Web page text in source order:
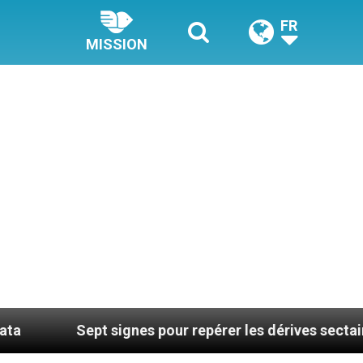
MISSION
FR
signes pour repérer les dérives sectaires du